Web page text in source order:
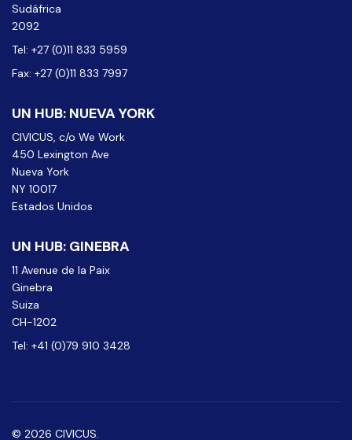
Sudáfrica
2092
Tel: +27 (0)11 833 5959
Fax: +27 (0)11 833 7997
UN HUB: NUEVA YORK
CIVICUS, c/o We Work
450 Lexington Ave
Nueva York
NY 10017
Estados Unidos
UN HUB: GINEBRA
11 Avenue de la Paix
Ginebra
Suiza
CH-1202
Tel: +41 (0)79 910 3428
© 2026 CIVICUS.